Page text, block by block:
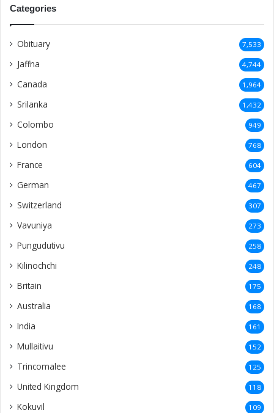
Categories
Obituary 7,533
Jaffna 4,744
Canada 1,964
Srilanka 1,432
Colombo 949
London 768
France 604
German 467
Switzerland 307
Vavuniya 273
Pungudutivu 258
Kilinochchi 248
Britain 175
Australia 168
India 161
Mullaitivu 152
Trincomalee 125
United Kingdom 118
Kokuvil 109